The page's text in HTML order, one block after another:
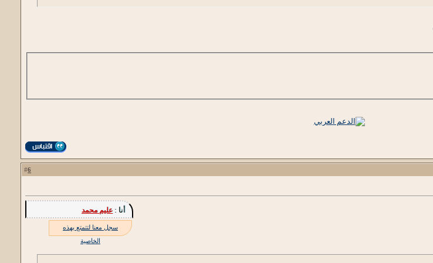
6
أنا :عليم محمد
سجل معنا لتتمتع بهذه
الخاصية